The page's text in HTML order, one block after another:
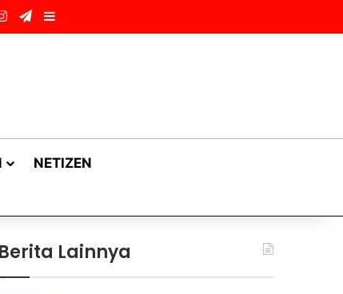
Instagram
Telegram
Sidebar
NETIZEN
Berita Lainnya